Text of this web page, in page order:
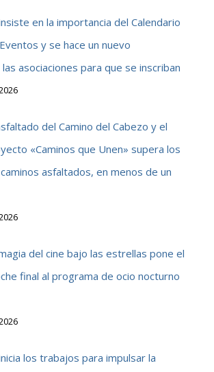
en la importancia del Calendario
y se hace un nuevo
asociaciones para que se inscriban
del Camino del Cabezo y el
«Caminos que Unen» supera los
asfaltados, en menos de un
del cine bajo las estrellas pone el
final al programa de ocio nocturno
los trabajos para impulsar la